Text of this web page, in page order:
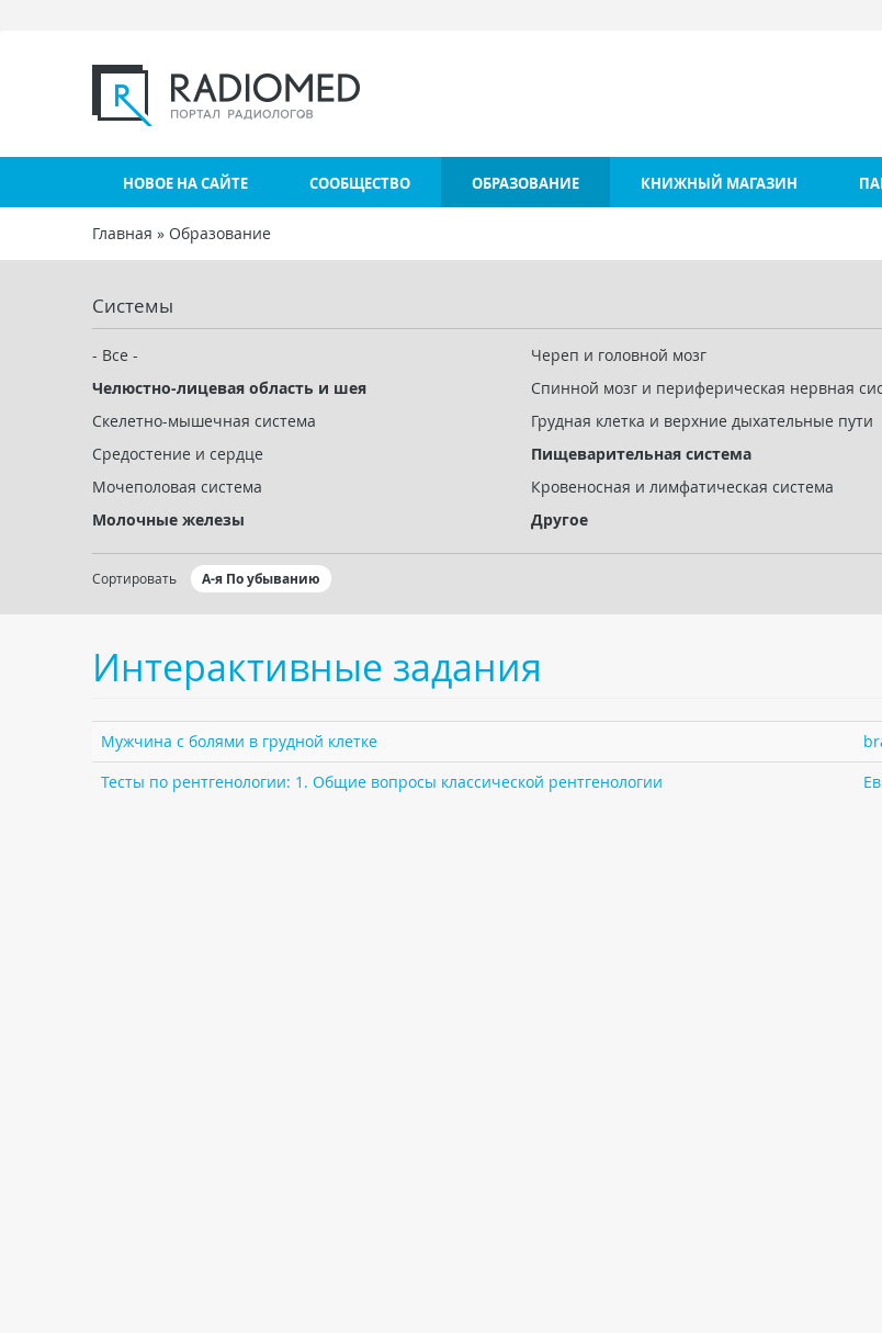
НОВОЕ НА САЙТЕ СООБЩЕСТВО ОБРАЗОВАНИЕ КНИЖНЫЙ МАГАЗИН
Вы здесь
Главная » Образование
Системы
- Все -
Череп и головной мозг
Челюстно-лицевая область и шея
Спинной мозг и периферическая нервная
Скелетно-мышечная система
Грудная клетка и верхние дыхательные пути
Средостение и сердце
Пищеварительная система
Мочеполовая система
Кровеносная и лимфатическая система
Молочные железы
Другое
Сортировать А-я По убыванию
Интерактивные задания
Мужчина с болями в грудной клетке
Тесты по рентгенологии: 1. Общие вопросы классической рентгенологии